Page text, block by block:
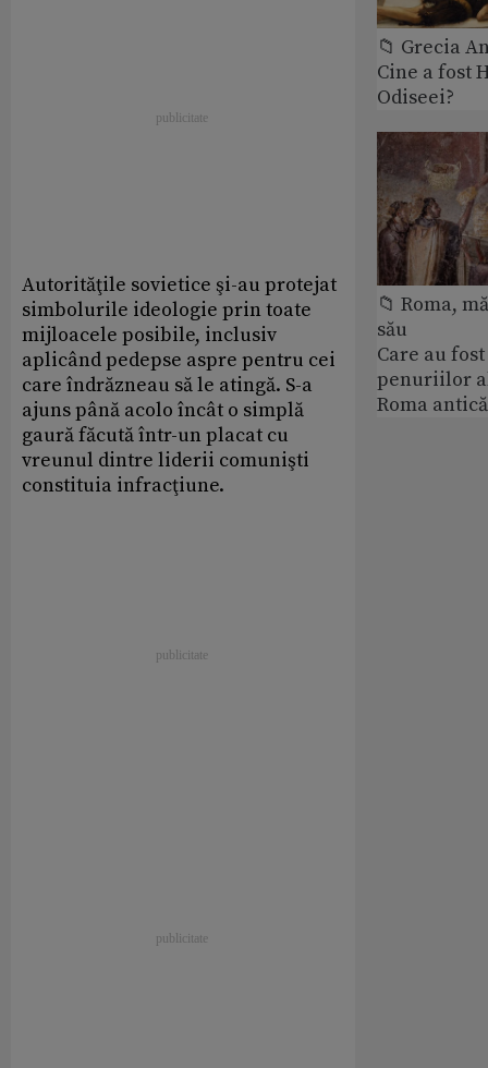
Autorităţile sovietice şi-au protejat
simbolurile ideologie prin toate
mijloacele posibile, inclusiv
aplicând pedepse aspre pentru cei
care îndrăzneau să le atingă. S-a
ajuns până acolo încât o simplă
gaură făcută într-un placat cu
vreunul dintre liderii comunişti
constituia infracţiune.
📁 Grecia
Cine a fost
Odiseei?
📁 Roma,
său
Care au
penuriilor
Roma